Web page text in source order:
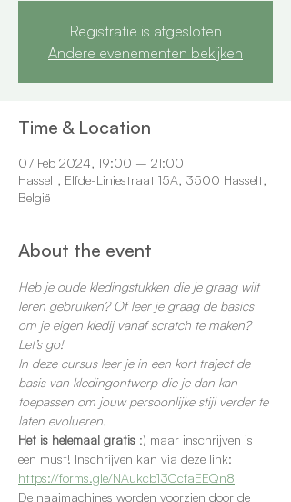
Registratie is afgesloten
Andere evenementen bekijken
Time & Location
07 Feb 2024, 19:00 – 21:00
Hasselt, Elfde-Liniestraat 15A, 3500 Hasselt,
België
About the event
Heb je oude kledingstukken die je graag wilt
leren gebruiken? Of leer je graag de basics
om je eigen kledij vanaf scratch te maken?
Let’s go!
In deze cursus leer je in een kort traject de
basis van kledingontwerp die je dan kan
toepassen om jouw persoonlijke stijl verder te
laten evolueren.
Het is helemaal gratis :) maar inschrijven is
een must! Inschrijven kan via deze link:
https://forms.gle/NAukcb13CcfaEEQn8
De naaimachines worden voorzien door de